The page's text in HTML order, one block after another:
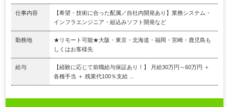
仕事内容
【希望・技術に合った配属／自社内開発あり】業務システム・
インフラエンジニア・組込みソフト開発など
勤務地
★リモート可能★大阪・東京・北海道・福岡・宮崎・鹿児島も
しくはお客様先
給与
【経験に応じて前職給与保証あり！】 月給30万円～60万円 ＋
各種手当 ＋ 残業代100％支給 ...